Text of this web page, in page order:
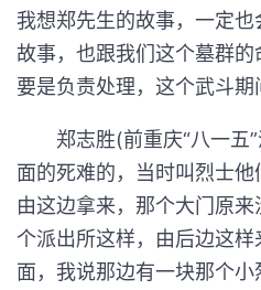
我想郑先生的故事，一定
故事，也跟我们这个墓群
要是负责处理，这个武斗期
郑志胜(前重庆“八一五”
面的死难的，当时叫烈士
由这边拿来，那个大门原
个派出所这样，由后边这
面，我说那边有一块那个